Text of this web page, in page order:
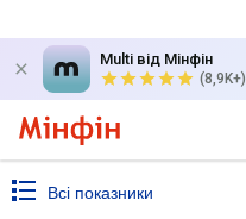
Multi від Мінфін
(8,9K+)
Всі показники